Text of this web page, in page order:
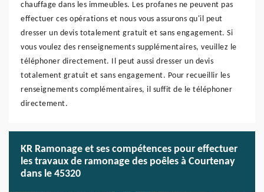
chauffage dans les immeubles. Les profanes ne peuvent pas
effectuer ces opérations et nous vous assurons qu'il peut
dresser un devis totalement gratuit et sans engagement. Si
vous voulez des renseignements supplémentaires, veuillez le
téléphoner directement. Il peut aussi dresser un devis
totalement gratuit et sans engagement. Pour recueillir les
renseignements complémentaires, il suffit de le téléphoner
directement.
KR Ramonage et ses compétences pour effectuer
les travaux de ramonage des poêles à Courtenay
dans le 45320